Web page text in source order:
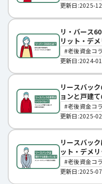
更新日:2025-
リ・バース
リット・デ
老後資金コ
更新日:2024-
リースバッ
ョンと戸建
老後資金コ
更新日:2025-
リースバッ
ット・デメ
老後資金コ
更新日:2025-